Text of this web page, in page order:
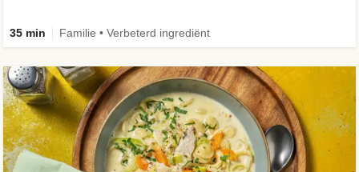
35 min Familie • Verbeterd ingrediënt